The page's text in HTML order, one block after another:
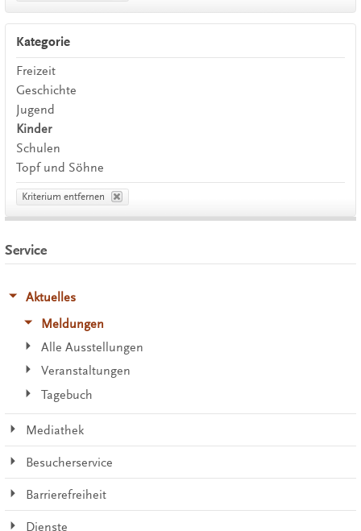
Kategorie
Freizeit
Geschichte
Jugend
Kinder
Schulen
Topf und Söhne
Kriterium entfernen
Service
Aktuelles
Meldungen
Alle Ausstellungen
Veranstaltungen
Tagebuch
Mediathek
Besucherservice
Barrierefreiheit
Dienste